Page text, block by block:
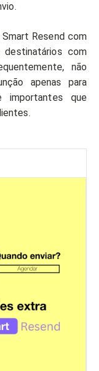
Resend com
destinatários com
não
apenas para
importantes que